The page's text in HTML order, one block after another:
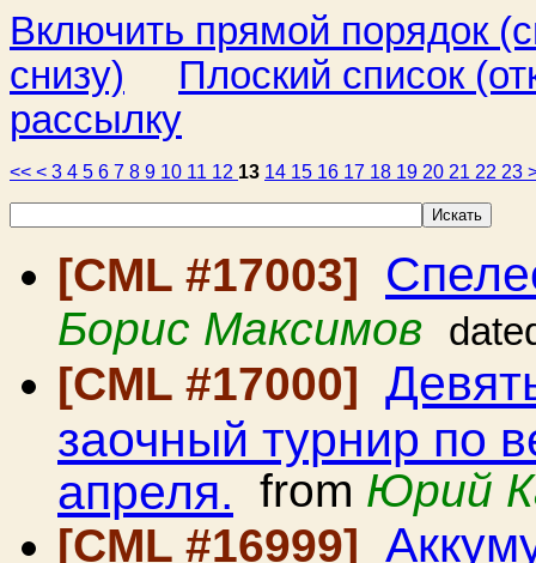
Включить прямой порядок
снизу)
Плоский список
рассылку
<< < 3 4 5 6 7 8 9 10 11 12 13 14 15 16 17 18 19 20 21 22 23
[CML #17003]
Борис Максимов
[CML #17000]
заочный турнир по
апреля. from Юрий
[CML #16999]